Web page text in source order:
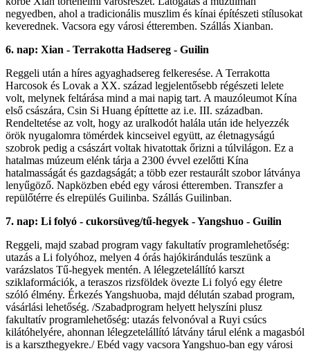
negyedben, ahol a tradicionális muszlim és kínai építészeti stílusokat
keverednek. Vacsora egy városi étteremben. Szállás Xianban.
6. nap: Xian - Terrakotta Hadsereg - Guilin
Reggeli után a híres agyaghadsereg felkeresése. A Terrakotta
Harcosok és Lovak a XX. század legjelentősebb régészeti lelete
volt, melynek feltárása mind a mai napig tart. A mauzóleumot Kína
első császára, Csin Si Huang építtette az i.e. III. században.
Rendeltetése az volt, hogy az uralkodót halála után ide helyezzék
örök nyugalomra tömérdek kincseivel együtt, az életnagyságú
szobrok pedig a császárt voltak hivatottak őrizni a túlvilágon. Ez a
hatalmas múzeum elénk tárja a 2300 évvel ezelőtti Kína
hatalmasságát és gazdagságát; a több ezer restaurált szobor látványa
lenyűgöző. Napközben ebéd egy városi étteremben. Transzfer a
repülőtérre és elrepülés Guilinba. Szállás Guilinban.
7. nap: Li folyó - cukorsüveg/tű-hegyek - Yangshuo - Guilin
Reggeli, majd szabad program vagy fakultatív programlehetőség:
utazás a Li folyóhoz, melyen 4 órás hajókirándulás teszünk a
varázslatos Tű-hegyek mentén. A lélegzetelállító karszt
sziklaformációk, a teraszos rizsföldek övezte Li folyó egy életre
szóló élmény. Érkezés Yangshuoba, majd délután szabad program,
vásárlási lehetőség. /Szabadprogram helyett helyszíni plusz
fakultatív programlehetőség: utazás felvonóval a Ruyi csúcs
kilátóhelyére, ahonnan lélegzetelállító látvány tárul elénk a magasból
is a karszthegyekre./ Ebéd vagy vacsora Yangshuo-ban egy városi